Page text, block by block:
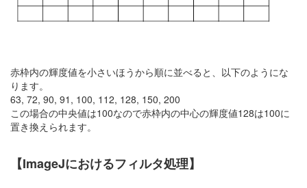
赤枠内の輝度値を小さいほうから順に並べると、以下のようにな
ります。
63, 72, 90, 91, 100, 112, 128, 150, 200
この場合の中央値は100なので赤枠内の中心の輝度値128は100に
置き換えられます。
【ImageJにおけるフィルタ処理】